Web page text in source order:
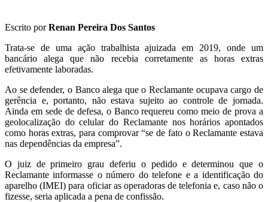
Escrito porRenan Pereira Dos Santos
Trata-se de uma ação trabalhista ajuizada em 2019, onde um
bancário alega que não recebia corretamente as horas extras
efetivamente laboradas.
Ao se defender, o Banco alega que o Reclamante ocupava cargo de
gerência e, portanto, não estava sujeito ao controle de jornada.
Ainda em sede de defesa, o Banco requereu como meio de prova a
geolocalização do celular do Reclamante nos horários apontados
como horas extras, para comprovar “se de fato o Reclamante estava
nas dependências da empresa”.
O juiz de primeiro grau deferiu o pedido e determinou que o
Reclamante informasse o número do telefone e a identificação do
aparelho (IMEI) para oficiar as operadoras de telefonia e, caso não o
fizesse, seria aplicada a pena de confissão.